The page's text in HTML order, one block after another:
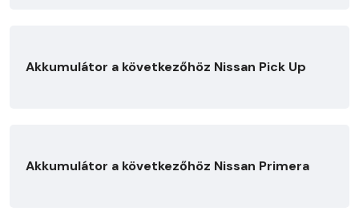
Akkumulátor a következőhöz Nissan Pick Up
Akkumulátor a következőhöz Nissan Primera